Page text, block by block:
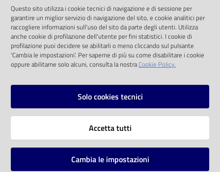
Eventi
Chiedi al
bibliotecario
Avvisi
solo alle condizioni previste dalla direttiva
comunitaria 2003/98/CE e dal d.lgs. 36/2006
SOCIAL
Instagram
Vai alla pagina
Questo sito utilizza i cookie tecnici di navigazione e di sessione per
garantire un miglior servizio di navigazione del sito, e cookie analitici per
raccogliere informazioni sull'uso del sito da parte degli utenti. Utilizza
anche cookie di profilazione dell'utente per fini statistici. I cookie di
profilazione puoi decidere se abilitarli o meno cliccando sul pulsante
'Cambia le impostazioni'. Per saperne di più su come disabilitare i cookie
oppure abilitarne solo alcuni, consulta la nostraCookie Policy.
Solo cookies tecnici
Accetta tutti
Cambia le impostazioni